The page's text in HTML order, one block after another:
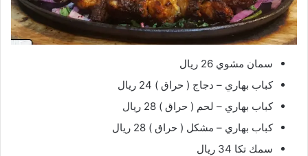
سمان مشوي 26 ريال
كباب بهاري – دجاج ( حراق ) 24 ريال
كباب بهاري – لحم ( حراق ) 28 ريال
كباب بهاري – مشكل ( حراق ) 28 ريال
سمك تكا 34 ريال